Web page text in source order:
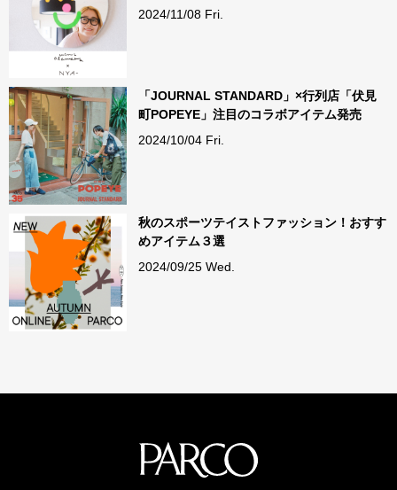
2024/11/08 Fri.
「JOURNAL STANDARD」×行列店「伏見
町POPEYE」注目のコラボアイテム発売
2024/10/04 Fri.
秋のスポーツテイストファッション！おすす
めアイテム３選
2024/09/25 Wed.